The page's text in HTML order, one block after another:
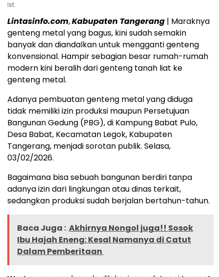
Ist.
Lintasinfo.com,Kabupaten Tangerang | Maraknya
genteng metal yang bagus, kini sudah semakin
banyak dan diandalkan untuk mengganti genteng
konvensional. Hampir sebagian besar rumah-rumah
modern kini beralih dari genteng tanah liat ke
genteng metal.
‎‎Adanya pembuatan genteng metal yang diduga
tidak memiliki izin produksi maupun Persetujuan
Bangunan Gedung (PBG), di Kampung Babat Pulo,
Desa Babat, Kecamatan Legok, Kabupaten
Tangerang, menjadi sorotan publik. Selasa,
03/02/2026.‎‎
Bagaimana bisa sebuah bangunan berdiri tanpa
adanya izin dari lingkungan atau dinas terkait,
sedangkan produksi sudah berjalan bertahun-tahun.‎‎
Baca Juga : ‎Akhirnya Nongol juga!! Sosok
Ibu Hajah Eneng: Kesal Namanya di Catut
Dalam Pemberitaan ‎‎